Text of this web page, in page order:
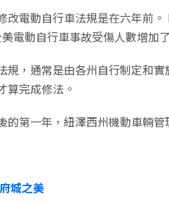
改電動自行車法規是在六年前
電動自行車事故受傷人數增加
規，通常是由各州自行制定和
算完成修法。
的第一年，紐澤西州機動車輛
城之美